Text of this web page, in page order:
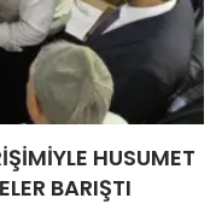
HUSUMET
BARIŞTI